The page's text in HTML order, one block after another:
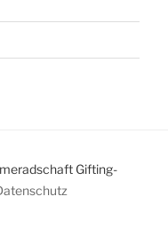
Gifting-